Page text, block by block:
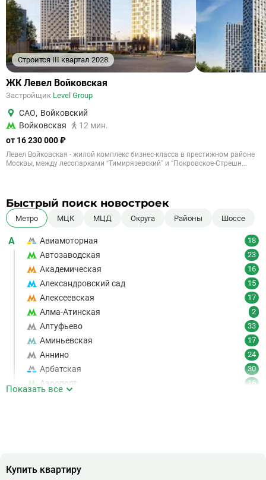
Строится III квартал 2028
ЖК Левел Войковская
Застройщик Level Group
САО, Войковский
Войковская
12 мин.
от 16 230 000 ₽
Левел Войковская - жилой комплекс бизнес-класса в престижном районе
Москвы, между лесопарками “Тимирязевский” и “Покровское-Стрешн...
Быстрый поиск новостроек
Метро МЦК МЦД Округа Районы Шоссе
А Авиамоторная 18
Автозаводская 23
Академическая 16
Александровский сад 15
Алексеевская 17
Алма-Атинская 2
Алтуфьево 33
Аминьевская 17
Аннино 24
Арбатская 30
Аэропорт 16
Беговая
Показать все
Купить квартиру